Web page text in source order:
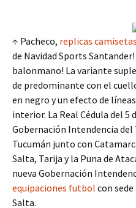
↑ Pacheco, replicas
de Navidad Sports
balonmano! La variante
de predominante con el
en negro y un efecto de
interior. La Real Cédula del 5
Gobernación Intendencia del
Tucumán junto con
Salta, Tarija y la Puna de
nueva Gobernación
equipaciones futbol con
Salta.